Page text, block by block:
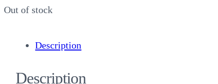
Out of stock
Description
Description